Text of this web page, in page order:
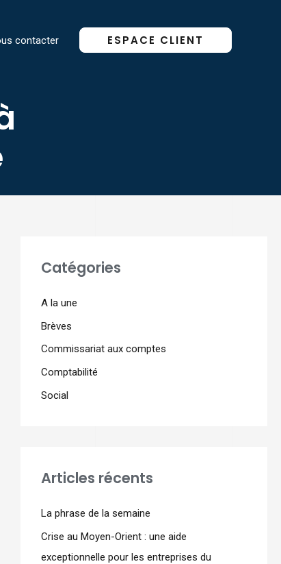
contacter ESPACE CLIENT
Catégories
A la une
Brèves
Commissariat aux comptes
Comptabilité
Social
Articles récents
La phrase de la semaine
Crise au Moyen-Orient : une aide
exceptionnelle pour les entreprises du